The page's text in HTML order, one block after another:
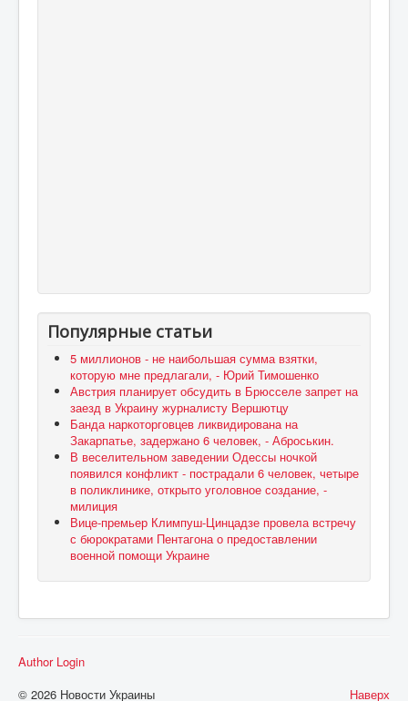
Популярные статьи
5 миллионов - не наибольшая сумма взятки,
которую мне предлагали, - Юрий Тимошенко
Австрия планирует обсудить в Брюсселе запрет на
заезд в Украину журналисту Вершютцу
Банда наркоторговцев ликвидирована на
Закарпатье, задержано 6 человек, - Аброськин.
В веселительном заведении Одессы ночкой
появился конфликт - пострадали 6 человек, четыре
в поликлинике, открыто уголовное создание, -
милиция
Вице-премьер Климпуш-Цинцадзе провела встречу
с бюрократами Пентагона о предоставлении
военной помощи Украине
Author Login
Наверх
© 2026 Новости Украины